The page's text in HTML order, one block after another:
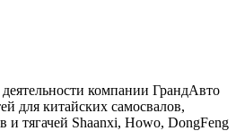
компании ГрандАвто
для китайских самосвалов,
и тягачей Shaanxi, Howo, DongFeng